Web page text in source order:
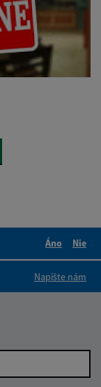
Áno
Nie
Napíšte nám